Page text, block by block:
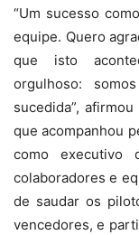
“Um sucesso
equipe. Quero
que isto
orgulhoso:
sucedida”,
que acompanhou
como executivo
colaboradores e
de saudar os
vencedores, e